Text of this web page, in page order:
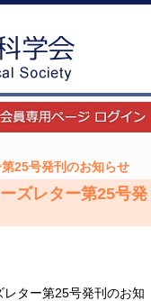
25号発刊のお知らせ
ズレター第25号発
ター第25号発刊のお知